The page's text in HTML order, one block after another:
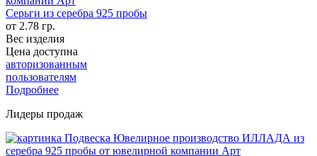
Серьги из серебра 925 пробы
от 2.78 гр.
Вес изделия
Цена доступна
авторизованным
пользователям
Подробнее
Лидеры продаж